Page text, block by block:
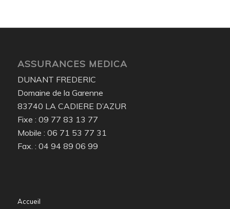
ASSURANCES MEDICA
DUNANT FREDERIC
Domaine de la Garenne
83740 LA CADIERE D’AZUR
Fixe : 09 77 83 13 77
Mobile : 06 71 53 77 31
Fax. : 04 94 89 06 99
Accueil